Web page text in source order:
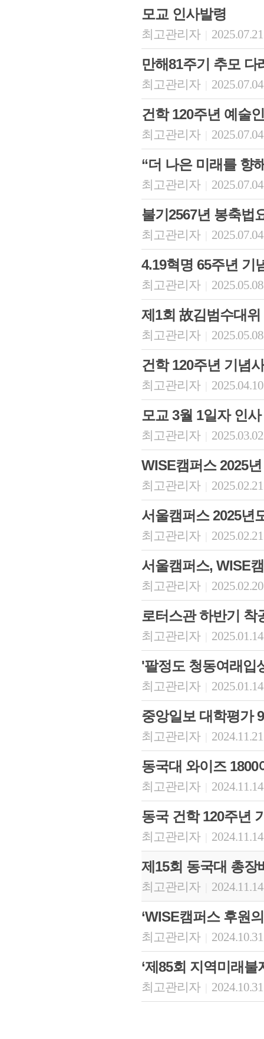
모교 인사발령
최고관리자
만해81주기 추모 다
최고관리자
건학 120주년 예술
최고관리자
“더 나은 미래를 향
최고관리자
불기2567년 봉축법
최고관리자
4.19혁명 65주년 기
최고관리자
제1회 故김범수대
최고관리자
건학 120주년 기념
최고관리자
모교 3월 1일자 인
최고관리자
WISE캠퍼스 2025
최고관리자
서울캠퍼스 2025년
최고관리자
서울캠퍼스, WISE
최고관리자
로터스관 하반기 착
최고관리자
'팔정도 청동여래입
최고관리자
중앙일보 대학평가
최고관리자
동국대 와이즈
최고관리자
동국 건학 120주년
최고관리자
제15회 동국대 총장
최고관리자
‘WISE캠퍼스 후원
최고관리자
‘제85회 지역미래
최고관리자